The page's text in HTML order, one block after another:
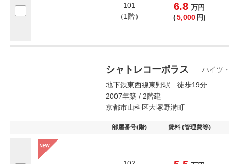
101
（1階）
6.8 万円
(5,000 円)
シャトレコーポラス
ハイツ
地下鉄東西線東野駅 徒歩19分
2007年築 / 2階建
京都市山科区大塚野溝町
部屋番号(階) 賃料 (管理費等)